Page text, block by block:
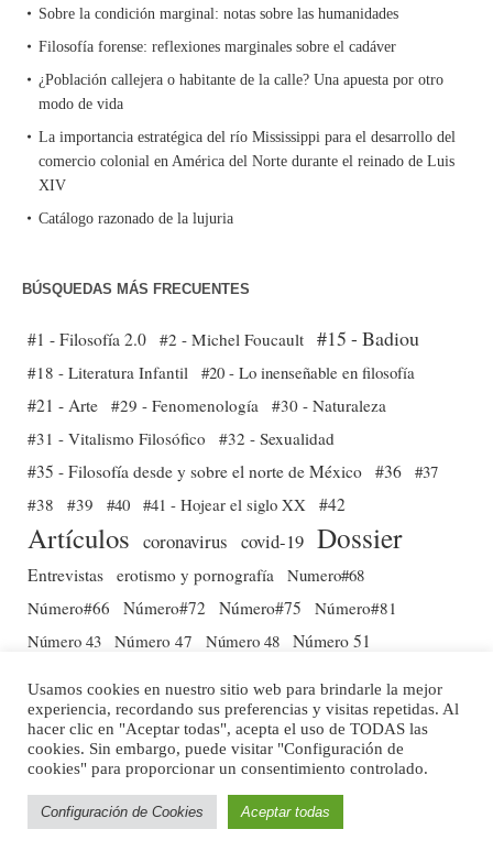
Sobre la condición marginal: notas sobre las humanidades
Filosofía forense: reflexiones marginales sobre el cadáver
¿Población callejera o habitante de la calle? Una apuesta por otro
modo de vida
La importancia estratégica del río Mississippi para el desarrollo del
comercio colonial en América del Norte durante el reinado de Luis
XIV
Catálogo razonado de la lujuria
BÚSQUEDAS MÁS FRECUENTES
#1 - Filosofía 2.0 #2 - Michel Foucault #15 - Badiou
#18 - Literatura Infantil #20 - Lo inenseñable en filosofía
#21 - Arte #29 - Fenomenología #30 - Naturaleza
#31 - Vitalismo Filosófico
#32 - Sexualidad
#35 - Filosofía desde y sobre el norte de México #36 #37
#38
#39 #40 #41 - Hojear el siglo XX #42
Artículos coronavirus covid-19 Dossier
Entrevistas erotismo y pornografía Numero#68
Número#66
Número#72 Número#75
Número#81
Número 43 Número 47 Número 48 Número 51
Número 63
Número Especial 8: Coronavirus
política y entorno Reseñas Traducciones
Uncategorized Vidas Infames
Usamos cookies en nuestro sitio web para brindarle la mejor
experiencia, recordando sus preferencias y visitas repetidas. Al
hacer clic en "Aceptar todas", acepta el uso de TODAS las
cookies. Sin embargo, puede visitar "Configuración de
cookies" para proporcionar un consentimiento controlado.
Configuración de Cookies Aceptar todas